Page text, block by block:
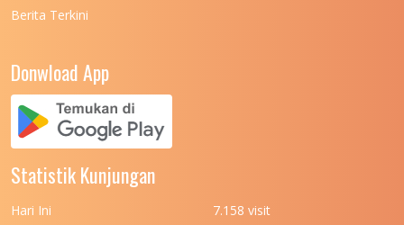
UNIVERSITAS NEGERI PADANG
UNIVERSITAS NUSA CENDANA
UNIVERSITAS PADJADJARAN
UNIVERSITAS PATTIMURA
Berita Terkini
Donwload App
Statistik Kunjungan
Hari Ini 7.158 visit